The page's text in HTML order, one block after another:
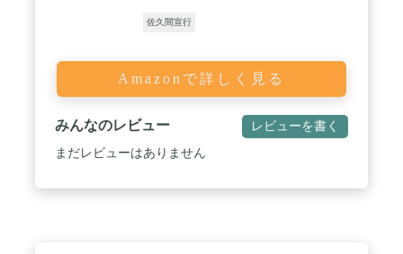
佐久間宣行
Amazonで詳しく見る
みんなのレビュー レビューを書く
まだレビューはありません